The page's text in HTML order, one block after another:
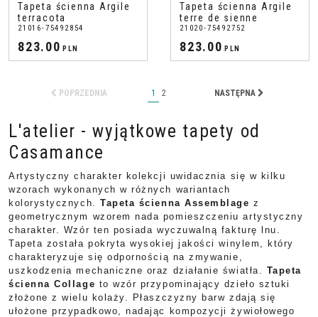
Tapeta ścienna Argile
terracota
21016-75492854
823.00 PLN
Tapeta ścienna Argile
terre de sienne
21020-75492752
823.00 PLN
POPRZEDNIA 1 2 NASTĘPNA
L'atelier - wyjątkowe tapety od
Casamance
Artystyczny charakter kolekcji uwidacznia się w kilku
wzorach wykonanych w różnych wariantach
kolorystycznych.Tapeta ścienna Assemblage z
geometrycznym wzorem nada pomieszczeniu artystyczny
charakter. Wzór ten posiada wyczuwalną fakturę lnu.
Tapeta została pokryta wysokiej jakości winylem, który
charakteryzuje się odpornością na zmywanie,
uszkodzenia mechaniczne oraz działanie światła. Tapeta
ścienna Collage to wzór przypominający dzieło sztuki
złożone z wielu kolaży. Płaszczyzny barw zdają się
ułożone przypadkowo, nadając kompozycji żywiołowego